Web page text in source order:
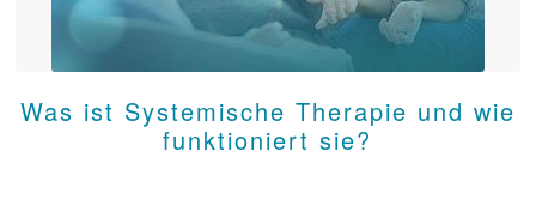
Was ist Systemische Therapie und wie
funktioniert sie?